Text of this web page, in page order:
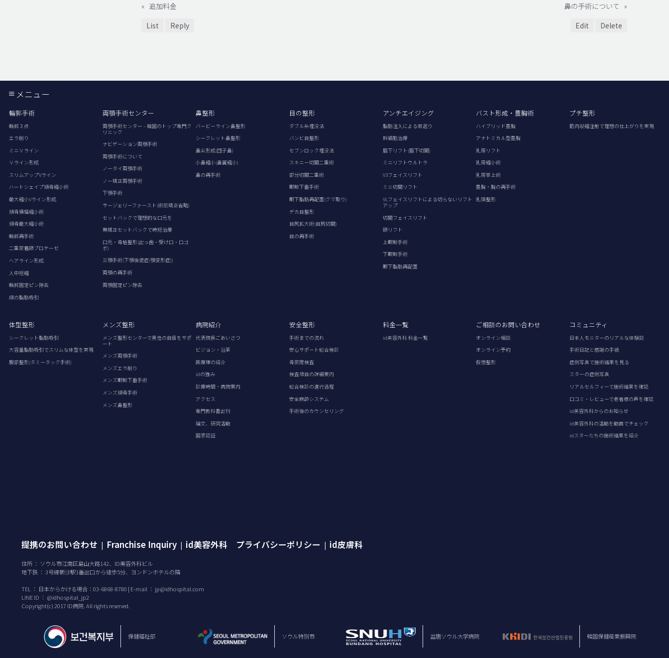
« 追加料金 鼻の手術について »
List
Reply Edit Delete
メニュー
輪郭手術
輪郭３点
エラ削り
ミニＶライン
Ｖライン形成
スリムアップVライン
ハートシェイプ頬骨縮小術
最大縮小Vライン形成
頬骨横幅縮小術
頬骨最大縮小術
輪郭再手術
二重密着額プロテーゼ
ヘアライン形成
人中短縮
輪郭固定ピン除去
顔の脂肪吸引
両顎手術センター
両顎手術センター – 韓国のトップ専門ク
リニック
ナビゲーション両顎手術
両顎手術について
ノータイ両顎手術
ノー矯正両顎手術
下顎手術
サージェリーファースト(術前矯正省略)
セットバックで理想的な口元を
無矯正セットバックで時短治療
口元・骨格整形(出っ歯・受け口・口ゴ
ボ)
三顎手術(下顎後退症(顎変形症))
両顎の再手術
両顎固定ピン除去
鼻整形
バービーライン鼻整形
シークレット鼻整形
鼻尖形成(団子鼻)
小鼻縮小(鼻翼縮小)
鼻の再手術
目の整形
ダブル糸埋没法
バンビ目整形
セブンロック埋没法
スキニー切開二重術
部分切開二重術
眼瞼下垂手術
眼下脂肪再配置(クマ取り)
デカ目整形
目尻拡大術(目尻切開)
目の再手術
アンチエイジング
脂肪注入による若返り
幹細胞治療
眉下リフト(眉下切開)
ミニリフトウルトラ
V3フェイスリフト
ミニ切開リフト
VLフェイスリフトによる切らないリフト
アップ
切開フェイスリフト
額リフト
上眼瞼手術
下眼瞼手術
眼下脂肪再配置
バスト形成・豊胸術
ハイブリッド豊胸
アナトミカル型豊胸
乳房リフト
乳房縮小術
乳房挙上術
豊胸・胸の再手術
乳頭整形
プチ整形
筋肉収縮注射で理想の仕上がりを実現
体型整形
シークレット脂肪吸引
大容量脂肪吸引でスリムな体型を実現
腹部整形(タミータック手術)
メンズ整形
メンズ整形センターで男性の自信をサポ
ート
メンズ両顎手術
メンズエラ削り
メンズ眼瞼下垂手術
メンズ頬骨手術
メンズ鼻整形
病院紹介
代表院長ごあいさつ
ビジョン・沿革
医療陣の紹介
idの強み
診療時間・病院案内
アクセス
専門教科書出刊
論文、研究活動
国家認証
安全整形
手術までの流れ
安心サポート総合検診
骨密度検査
検査項目の詳細案内
総合検診の進行過程
安全麻酔システム
手術後のカウンセリング
料金一覧
id美容外科 料金一覧
ご相談のお問い合わせ
オンライン相談
オンライン予約
仮想整形
コミュニティ
日本人モニターのリアルな体験談
手術日記と感謝の手紙
症例写真で施術結果を見る
スターの症例写真
リアルセルフィーで施術結果を確認
口コミ・レビューで患者様の声を確認
id美容外科からのお知らせ
id美容外科の活動を動画でチェック
idスターたちの施術結果を紹介
提携のお問い合わせ | Franchise Inquiry | id美容外科 プライバシーポリシー | id皮膚科
住所 ： ソウル市江南区島山大路142、ID美容外科ビル
地下鉄 ： 3号線新沙駅1番出口から徒歩5分、ヨンドンホテルの隣
TEL ： 日本からかける場合：03-6868-8780 | E-mail ： jp@idhospital.com
LINE ID ： @idhospital_jp2
Copyright(c) 2017 ID病院. All rights reserved.
保健福祉部 ソウル特別市 盆唐ソウル大学病院 韓国保健産業振興院